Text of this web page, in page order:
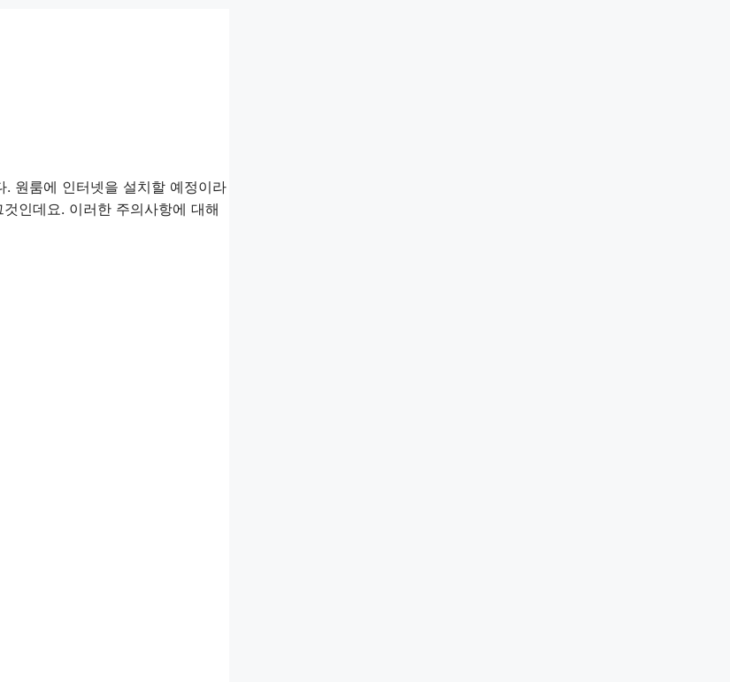
원룸에 인터넷을 설치할 예정이라
인데요. 이러한 주의사항에 대해